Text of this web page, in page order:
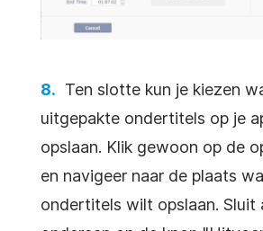
Ten slotte kun je kiezen
uitgepakte ondertitels op je
opslaan. Klik gewoon op de
en navigeer naar de plaats
ondertitels wilt opslaan. Sluit